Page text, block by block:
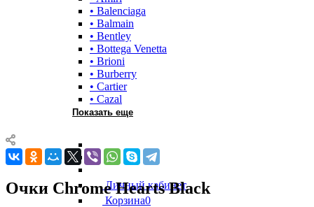
• Balenciaga
• Balmain
• Bentley
• Bottega Venetta
• Brioni
• Burberry
• Cartier
• Cazal
Показать еще
Личный кабинет
Корзина0
Очки Chrome Hearts Black